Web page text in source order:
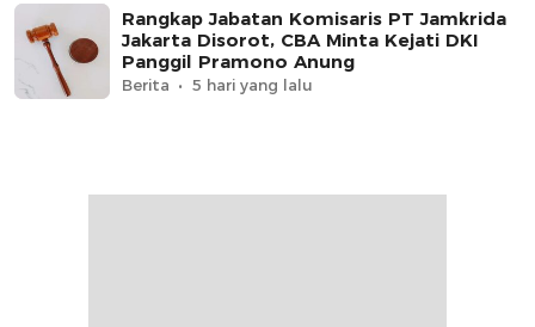
Rangkap Jabatan Komisaris PT Jamkrida
Jakarta Disorot, CBA Minta Kejati DKI
Panggil Pramono Anung
Berita 5 hari yang lalu